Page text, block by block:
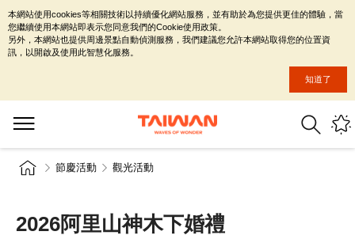
節慶活動 觀光活動
2026阿里山神木下婚禮
本網站使用cookies等相關技術以持續優化網站服務，並有助於為您提供更佳的體驗，當
您繼續使用本網站即表示您同意我們的Cookie使用政策。
另外，本網站也提供周邊景點自動偵測服務，我們建議您允許本網站取得您的位置資
訊，以開啟及使用此智慧化服務。
知道了